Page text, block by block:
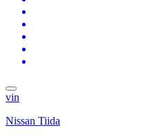
vin
Nissan Tiida